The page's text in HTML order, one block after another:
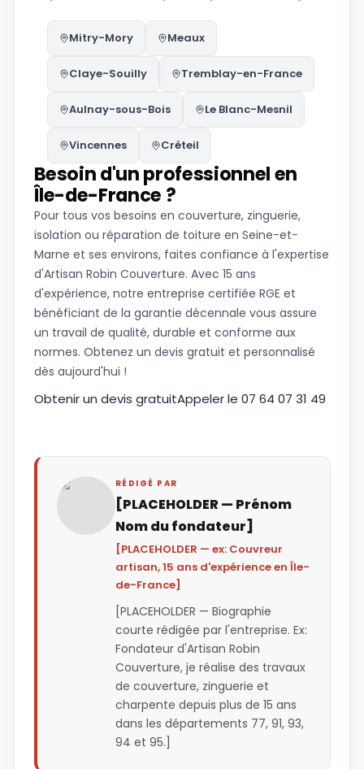
Mitry-Mory Meaux
Claye-Souilly Tremblay-en-France
Aulnay-sous-Bois Le Blanc-Mesnil
Vincennes Créteil
Besoin d'un professionnel en
Île-de-France ?
Pour tous vos besoins en couverture, zinguerie,
isolation ou réparation de toiture en Seine-et-
Marne et ses environs, faites confiance à l'expertise
d'Artisan Robin Couverture. Avec 15 ans
d'expérience, notre entreprise certifiée RGE et
bénéficiant de la garantie décennale vous assure
un travail de qualité, durable et conforme aux
normes. Obtenez un devis gratuit et personnalisé
dès aujourd'hui !
Obtenir un devis gratuitAppeler le 07 64 07 31 49
RÉDIGÉ PAR
[PLACEHOLDER — Prénom
Nom du fondateur]
[PLACEHOLDER — ex: Couvreur
artisan, 15 ans d'expérience en Île-
de-France]
[PLACEHOLDER — Biographie
courte rédigée par l'entreprise. Ex:
Fondateur d'Artisan Robin
Couverture, je réalise des travaux
de couverture, zinguerie et
charpente depuis plus de 15 ans
dans les départements 77, 91, 93,
94 et 95.]